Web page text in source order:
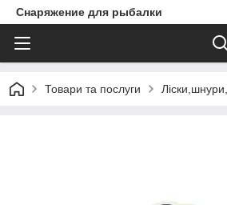
Снаряжение для рыбалки
Товари та послуги